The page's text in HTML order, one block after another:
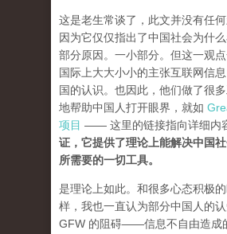
这是老生常谈了，此文并没有任何
因为它仅仅指出了中国社会为什
部分原因。一小部分。但这一观
国际上大大小小的主张互联网信
国的认识。也因此，他们做了很
地帮助中国人打开眼界，就如
项目 —— 这里的链接指向详细内
证，它提供了理论上能解决中国
所需要的一切工具。
是理论上如此。和很多心态积极
样，我也一直认为部分中国人的
GFW 的阻碍——信息不自由造成